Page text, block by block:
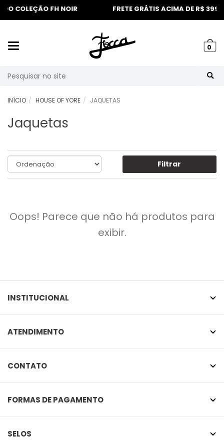
FH NOIR FRETE GRÁTIS ACIMA DE R$ 399 | SUL E
0
INÍCIO HOUSE OF YORE JAQUETAS
Jaquetas
Filtrar
Oops! Parece que não há produtos para
exibir.
INSTITUCIONAL
ATENDIMENTO
CONTATO
FORMAS DE PAGAMENTO
SELOS